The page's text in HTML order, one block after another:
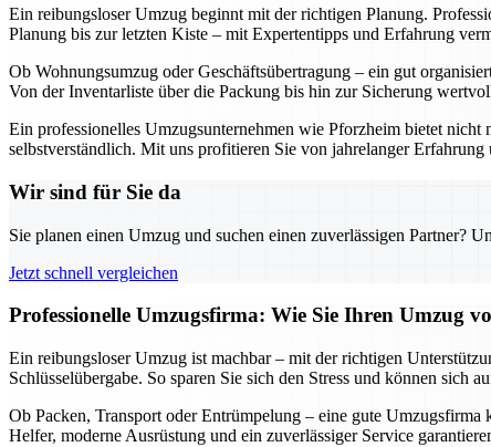
Ein reibungsloser Umzug beginnt mit der richtigen Planung.
Planung bis zur letzten Kiste – mit Expertentipps und Erfahrung
Ob Wohnungsumzug oder Geschäftsübertragung – ein gut
Von der Inventarliste über die Packung bis hin zur Sicherung
Ein professionelles Umzugsunternehmen wie Pforzheim bietet
selbstverständlich. Mit uns profitieren Sie von jahrelanger
Wir sind für Sie da
Sie planen einen Umzug und suchen einen zuverlässigen Partner?
Jetzt schnell vergleichen
Professionelle Umzugsfirma: Wie Sie Ihren Umzug
Ein reibungsloser Umzug ist machbar – mit der richtigen
Schlüsselübergabe. So sparen Sie sich den Stress und können sich
Ob Packen, Transport oder Entrümpelung – eine gute
Helfer, moderne Ausrüstung und ein zuverlässiger Service